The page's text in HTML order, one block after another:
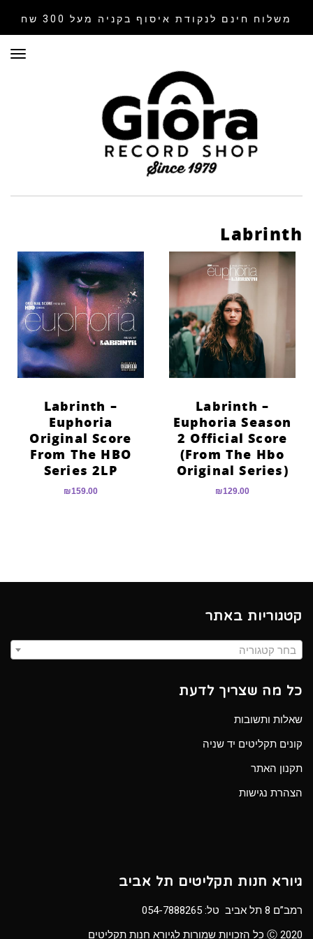
משלוח חינם לנקודת איסוף בקניה מעל 300 שח
Labrinth
Labrinth –
Euphoria Season
2 Official Score
(From The Hbo
Original Series)
₪129.00
Labrinth –
Euphoria
Original Score
From The HBO
Series 2LP
₪159.00
קטגוריות באתר
בחר קטגוריה
כל מה שצריך לדעת
שאלות ותשובות
קונים תקליטים יד שניה
תקנון האתר
הצהרת נגישות
גיורא חנות תקליטים תל אביב
רמב”ם 8 תל אביב טל:
054-7888265
Ⓒ 2020 כל הזכויות שמורות לגיורא חנות תקליטים